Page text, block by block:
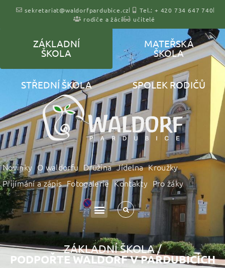
sekretariat@waldorfpardubice.cz
Tel.: + 420 734 647 740
rodiče a žáci
učitelé
ZÁKLADNÍ
ŠKOLA
MATEŘSKÁ
ŠKOLA
STŘEDNÍ ŠKOLA SPOLEK RODIČŮ
Novinky O waldorfu Družina Jídelna Kroužky
Přijímání a zápis Fotogalerie Kontakty Pro žáky
ZÁKLADNÍ ŠKOLA /
PODPOŘTE WALDORF V PARDUBICÍCH